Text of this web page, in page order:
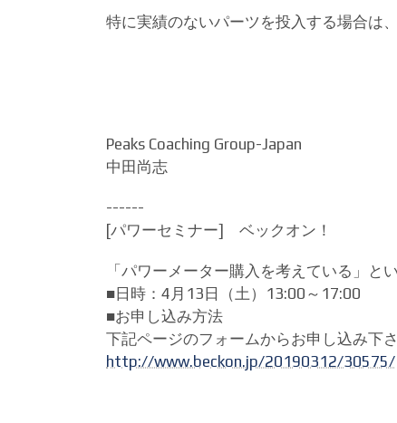
特に実績のないパーツを投入する場合は
Peaks Coaching Group-Japan
中田尚志
------
[パワーセミナー] ベックオン！
「パワーメーター購入を考えている」
■日時：4月13日（土）13:00～17:00
■お申し込み方法
下記ページのフォームからお申し込み下さ
http://www.beckon.jp/20190312/30575/